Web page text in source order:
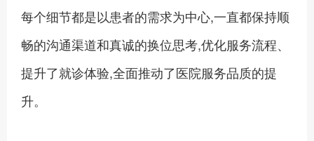
每个细节都是以患者的需求为中心,一直都保持顺
畅的沟通渠道和真诚的换位思考,优化服务流程、
提升了就诊体验,全面推动了医院服务品质的提
升。